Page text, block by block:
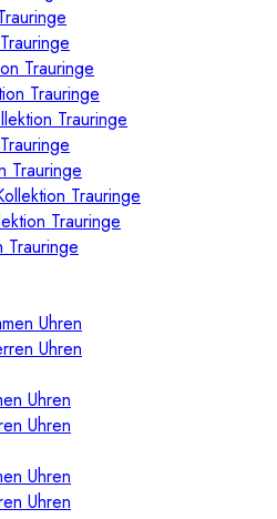
Trauringe
Trauringe
Trauringe
Trauringe
Trauringe
Trauringe
Trauringe
Uhren
Uhren
Uhren
Uhren
Uhren
Uhren